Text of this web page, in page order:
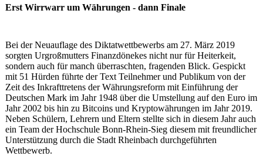
Erst Wirrwarr um Währungen - dann Finale
Bei der Neuauflage des Diktatwettbewerbs am 27. März 2019
sorgten Urgroßmutters Finanzdönekes nicht nur für Heiterkeit,
sondern auch für manch überraschten, fragenden Blick. Gespickt
mit 51 Hürden führte der Text Teilnehmer und Publikum von der
Zeit des Inkrafttretens der Währungsreform mit Einführung der
Deutschen Mark im Jahr 1948 über die Umstellung auf den Euro im
Jahr 2002 bis hin zu Bitcoins und Kryptowährungen im Jahr 2019.
Neben Schülern, Lehrern und Eltern stellte sich in diesem Jahr auch
ein Team der Hochschule Bonn-Rhein-Sieg diesem mit freundlicher
Unterstützung durch die Stadt Rheinbach durchgeführten
Wettbewerb.